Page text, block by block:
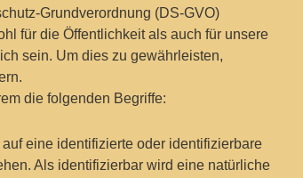
Grundverordnung (DS-GVO)
für die Öffentlichkeit als auch für unsere
sein. Um dies zu gewährleisten,
die folgenden Begriffe:
eine identifizierte oder identifizierbare
Als identifizierbar wird eine natürliche